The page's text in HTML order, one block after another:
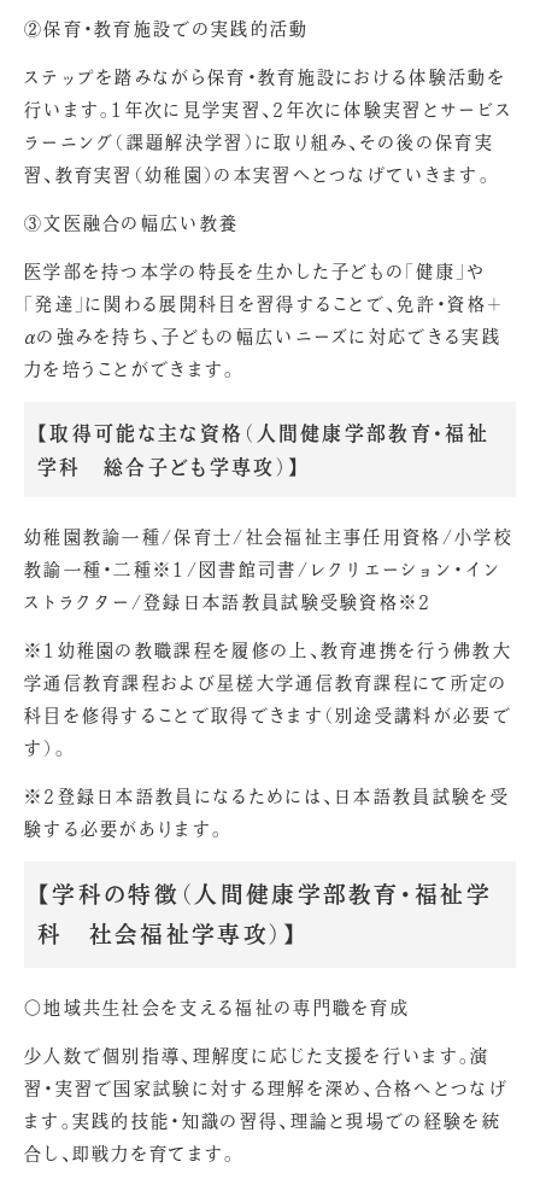
②保育・教育施設での実践的活動
ステップを踏みながら保育・教育施設における体験活動を
行います。1年次に見学実習、2年次に体験実習とサービス
ラーニング（課題解決学習）に取り組み、その後の保育実
習、教育実習（幼稚園）の本実習へとつなげていきます。
③文医融合の幅広い教養
医学部を持つ本学の特長を生かした子どもの「健康」や
「発達」に関わる展開科目を習得することで、免許・資格＋
αの強みを持ち、子どもの幅広いニーズに対応できる実践
力を培うことができます。
【取得可能な主な資格（人間健康学部教育・福祉
学科 総合子ども学専攻）】
幼稚園教諭一種/保育士/社会福祉主事任用資格/小学校
教諭一種・二種※1/図書館司書/レクリエーション・イン
ストラクター/登録日本語教員試験受験資格※2
※1幼稚園の教職課程を履修の上、教育連携を行う佛教大
学通信教育課程および星槎大学通信教育課程にて所定の
科目を修得することで取得できます（別途受講料が必要で
す）。
※2登録日本語教員になるためには、日本語教員試験を受
験する必要があります。
【学科の特徴（人間健康学部教育・福祉学
科 社会福祉学専攻）】
〇地域共生社会を支える福祉の専門職を育成
少人数で個別指導、理解度に応じた支援を行います。演
習・実習で国家試験に対する理解を深め、合格へとつなげ
ます。実践的技能・知識の習得、理論と現場での経験を統
合し、即戦力を育てます。